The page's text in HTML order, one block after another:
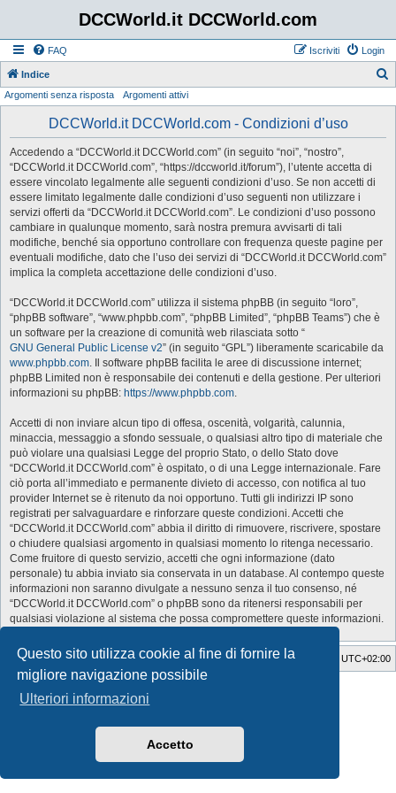
Questo sito utilizza cookie al fine di fornire la
migliore navigazione possibile
Ulteriori informazioni
Accetto
DCCWorld.it DCCWorld.com
FAQ Login
Iscriviti
Indice
Argomenti senza risposta Argomenti attivi
DCCWorld.it DCCWorld.com - Condizioni d’uso
Accedendo a “DCCWorld.it DCCWorld.com” (in seguito “noi”, “nostro”,
“DCCWorld.it DCCWorld.com”, “https://dccworld.it/forum”), l’utente accetta di
essere vincolato legalmente alle seguenti condizioni d’uso. Se non accetti di
essere limitato legalmente dalle condizioni d’uso seguenti non utilizzare i
servizi offerti da “DCCWorld.it DCCWorld.com”. Le condizioni d’uso possono
cambiare in qualunque momento, sarà nostra premura avvisarti di tali
modifiche, benché sia opportuno controllare con frequenza queste pagine per
eventuali modifiche, dato che l’uso dei servizi di “DCCWorld.it DCCWorld.com”
implica la completa accettazione delle condizioni d’uso.
“DCCWorld.it DCCWorld.com” utilizza il sistema phpBB (in seguito “loro”,
“phpBB software”, “www.phpbb.com”, “phpBB Limited”, “phpBB Teams”) che è
un software per la creazione di comunità web rilasciata sotto “
GNU General Public License v2” (in seguito “GPL”) liberamente scaricabile da
www.phpbb.com. Il software phpBB facilita le aree di discussione internet;
phpBB Limited non è responsabile dei contenuti e della gestione. Per ulteriori
informazioni su phpBB: https://www.phpbb.com.
Accetti di non inviare alcun tipo di offesa, oscenità, volgarità, calunnia,
minaccia, messaggio a sfondo sessuale, o qualsiasi altro tipo di materiale che
può violare una qualsiasi Legge del proprio Stato, o dello Stato dove
“DCCWorld.it DCCWorld.com” è ospitato, o di una Legge internazionale. Fare
ciò porta all’immediato e permanente divieto di accesso, con notifica al tuo
provider Internet se è ritenuto da noi opportuno. Tutti gli indirizzi IP sono
registrati per salvaguardare e rinforzare queste condizioni. Accetti che
“DCCWorld.it DCCWorld.com” abbia il diritto di rimuovere, riscrivere, spostare
o chiudere qualsiasi argomento in qualsiasi momento lo ritenga necessario.
Come fruitore di questo servizio, accetti che ogni informazione (dato
personale) tu abbia inviato sia conservata in un database. Al contempo queste
informazioni non saranno divulgate a nessuno senza il tuo consenso, né
“DCCWorld.it DCCWorld.com” o phpBB sono da ritenersi responsabili per
qualsiasi violazione al sistema che possa compromettere queste informazioni.
Indice Tutti gli orari sono UTC+02:00
Cancella cookie
Style Developer by ©
Creato daphpBB
Privacy|Condizioni